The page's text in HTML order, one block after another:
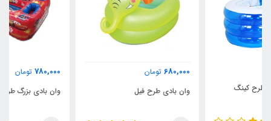
وان بادی طرح فیل
وان بادی بزرگ طرح ماشین کودک